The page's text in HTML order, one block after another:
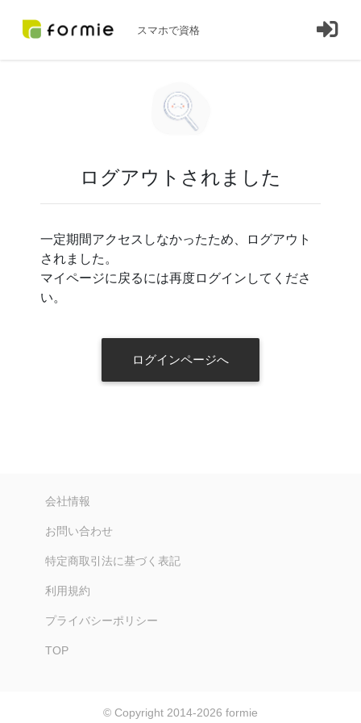
スマホで資格
ログアウトされました
一定期間アクセスしなかったため、ログアウト
されました。
マイページに戻るには再度ログインしてくださ
い。
会社情報
お問い合わせ
特定商取引法に基づく表記
利用規約
プライバシーポリシー
TOP
© Copyright 2014-2026 formie